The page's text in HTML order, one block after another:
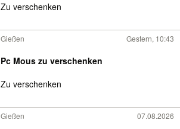
Zu verschenken
Gießen Gestern, 10:43
Pc Mous zu verschenken
Zu verschenken
Gießen 07.08.2026